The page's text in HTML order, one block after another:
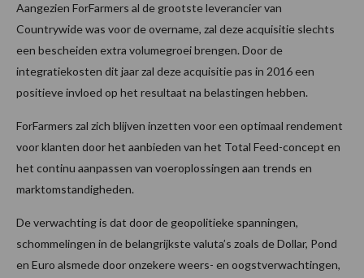
Aangezien ForFarmers al de grootste leverancier van
Countrywide was voor de overname, zal deze acquisitie slechts
een bescheiden extra volumegroei brengen. Door de
integratiekosten dit jaar zal deze acquisitie pas in 2016 een
positieve invloed op het resultaat na belastingen hebben.
ForFarmers zal zich blijven inzetten voor een optimaal rendement
voor klanten door het aanbieden van het Total Feed-concept en
het continu aanpassen van voeroplossingen aan trends en
marktomstandigheden.
De verwachting is dat door de geopolitieke spanningen,
schommelingen in de belangrijkste valuta’s zoals de Dollar, Pond
en Euro alsmede door onzekere weers- en oogstverwachtingen,